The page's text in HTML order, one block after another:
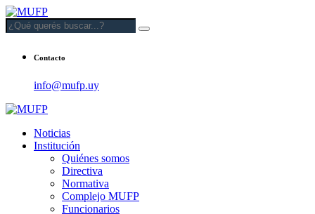
Contacto
info@mufp.uy
Noticias
Institución
Quiénes somos
Directiva
Normativa
Complejo MUFP
Funcionarios